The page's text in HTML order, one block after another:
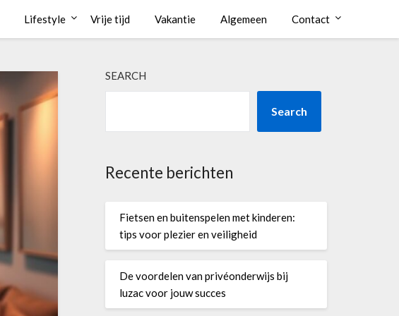
Lifestyle Vrije tijd Vakantie Algemeen Contact
SEARCH
Search
Recente berichten
Fietsen en buitenspelen met kinderen:
tips voor plezier en veiligheid
De voordelen van privéonderwijs bij
luzac voor jouw succes